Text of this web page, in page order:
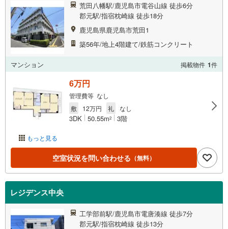
荒田八幡駅/鹿児島市電谷山線 徒歩6分
郡元駅/指宿枕崎線 徒歩18分
鹿児島県鹿児島市荒田1
築56年/地上4階建て/鉄筋コンクリート
マンション 掲載物件 1件
もっと見る
6万円
管理費等 なし
敷
12万円 礼 なし
3DK 50.55m2 3階
空室状況を問い合わせる （無料）
レジデンス中央
工学部前駅/鹿児島市電唐湊線 徒歩7分
郡元駅/指宿枕崎線 徒歩13分